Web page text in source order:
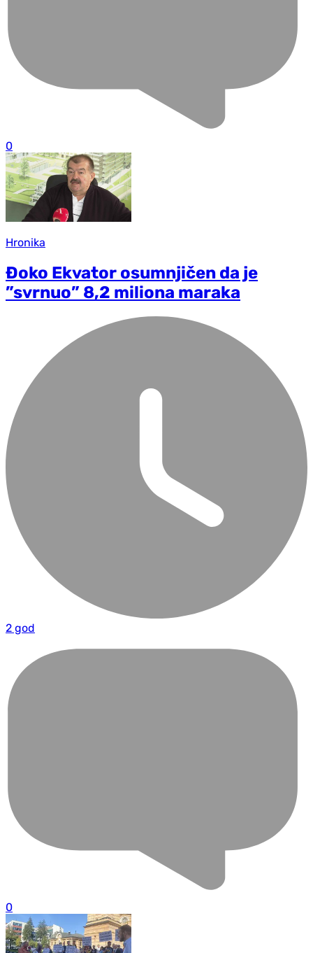
0
Hronika
Đoko Ekvator osumnjičen da je
”svrnuo” 8,2 miliona maraka
2 god
0